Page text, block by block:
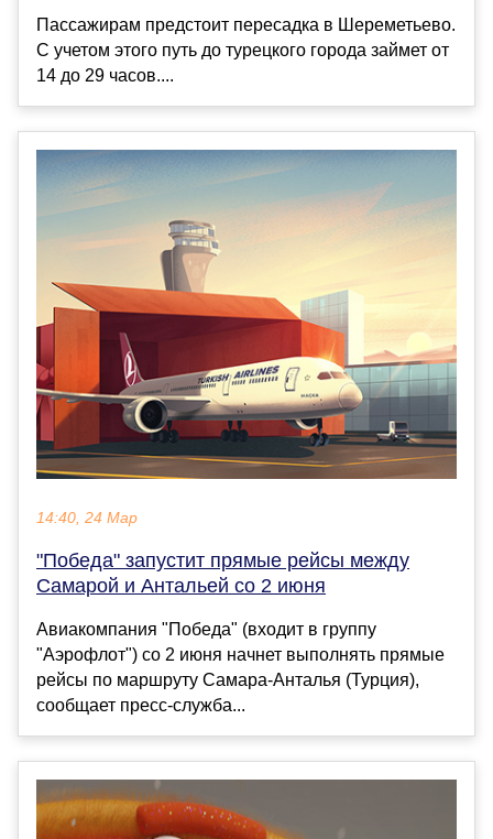
Пассажирам предстоит пересадка в Шереметьево.
С учетом этого путь до турецкого города займет от
14 до 29 часов....
14:40, 24 Мар
"Победа" запустит прямые рейсы между
Самарой и Антальей со 2 июня
Авиакомпания "Победа" (входит в группу
"Аэрофлот") со 2 июня начнет выполнять прямые
рейсы по маршруту Самара-Анталья (Турция),
сообщает пресс-служба...